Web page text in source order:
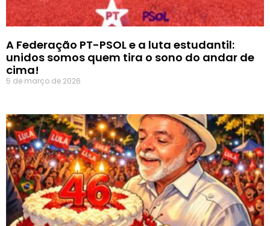
A Federação PT-PSOL e a luta estudantil:
unidos somos quem tira o sono do andar de
cima!
5 de março de 2026